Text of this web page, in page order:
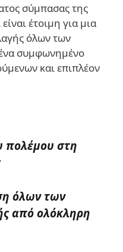
σύμπασας της
έτοιμη για μια
όλων των
συμφωνημένο
και επιπλέον
πολέμου στη
όλων των
από ολόκληρη